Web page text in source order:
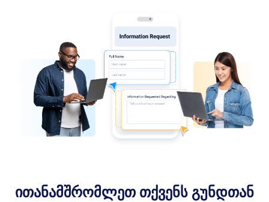
ითანამშრომლეთ თქვენს გუნდთან